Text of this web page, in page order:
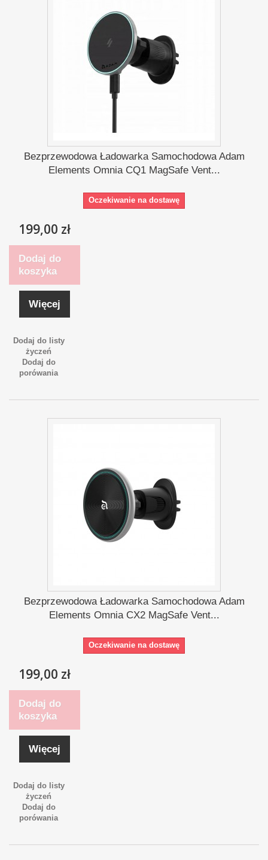
Bezprzewodowa Ładowarka Samochodowa Adam
Elements Omnia CQ1 MagSafe Vent...
Oczekiwanie na dostawę
199,00 zł
Dodaj do
koszyka
Więcej
Dodaj do listy
życzeń
Dodaj do
porówania
Bezprzewodowa Ładowarka Samochodowa Adam
Elements Omnia CX2 MagSafe Vent...
Oczekiwanie na dostawę
199,00 zł
Dodaj do
koszyka
Więcej
Dodaj do listy
życzeń
Dodaj do
porówania